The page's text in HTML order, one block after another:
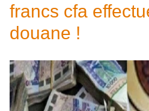
francs cfa
douane !